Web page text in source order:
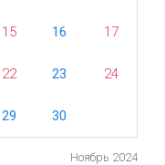
Ноябрь 2024
15 16 17
22 23 24
29 30